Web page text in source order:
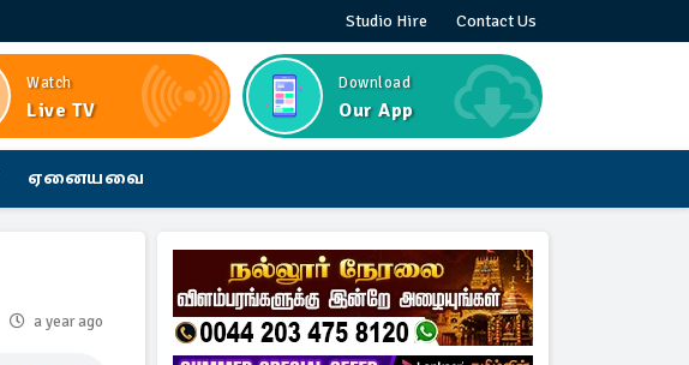
Studio Hire Contact Us
Watch
Live TV
Download
Our App
ஏனையவை
a year ago